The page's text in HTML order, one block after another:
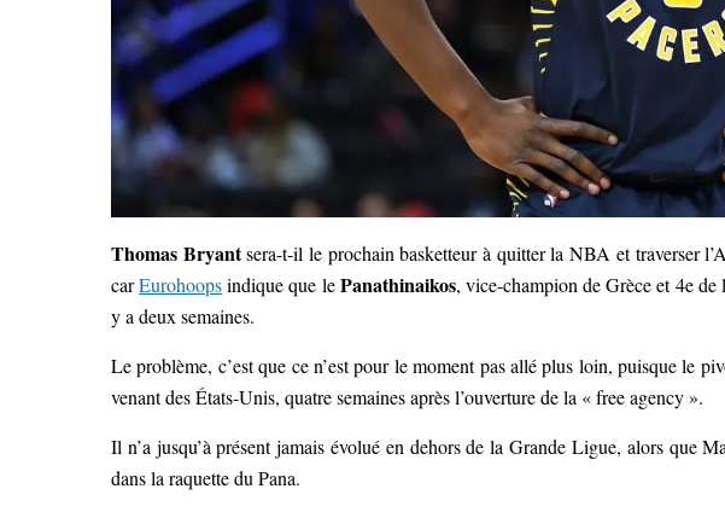
Thomas Bryantsera-t-il le prochain basketteur à quitter la NBA et traverser
carEurohoopsindique que lePanathinaikos, vice-champion de Grèce et 4e de
y a deux semaines.
Le problème, c’est que ce n’est pour le moment pas allé plus loin, puisque le
venant des États-Unis, quatre semaines après l’ouverture de la « free agency ».
Il n’a jusqu’à présent jamais évolué en dehors de la Grande Ligue, alors que
dans la raquette du Pana.